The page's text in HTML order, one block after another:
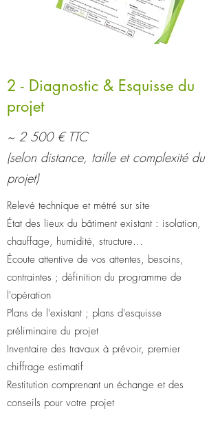
2 - Diagnostic & Esquisse du
projet
~ 2 500 € TTC
(selon distance, taille et complexité du
projet)
Relevé technique et métré sur site
État des lieux du bâtiment existant : isolation,
chauffage, humidité, structure…
Écoute attentive de vos attentes, besoins,
contraintes ; définition du programme de
l'opération
Plans de l'existant ; plans d'esquisse
préliminaire du projet
Inventaire des travaux à prévoir, premier
chiffrage estimatif
Restitution comprenant un échange et des
conseils pour votre projet